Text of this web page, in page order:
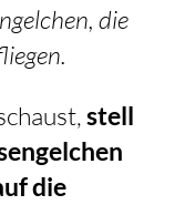
die
stell
die